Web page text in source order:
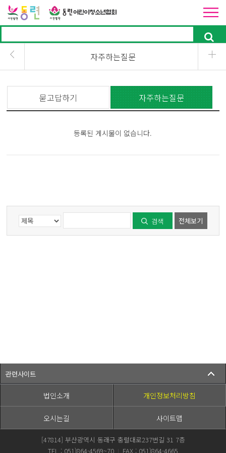
자주하는질문
묻고답하기 자주하는질문
등록된 게시물이 없습니다.
검색 전체보기
관련사이트
법인소개 개인정보처리방침
오시는길 사이트맵
[47814] 부산광역시 동래구 충렬대로237번길 31 7층
TEL : 051)864-4569~70 | FAX : 051)864-4665